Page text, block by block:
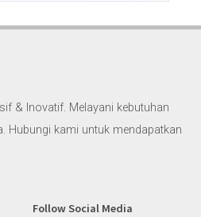
& Inovatif. Melayani kebutuhan
Hubungi kami untuk mendapatkan
Follow Social Media